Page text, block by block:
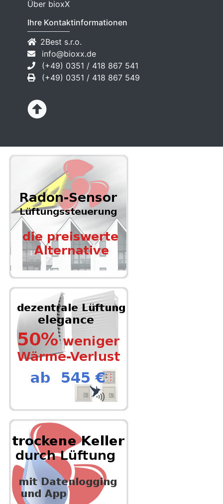
Über bioxX
Ihre Kontaktinformationen
2Best s.r.o.
info@bioxx.de
(+49) 0351 / 418 867 541
(+49) 0351 / 418 867 549